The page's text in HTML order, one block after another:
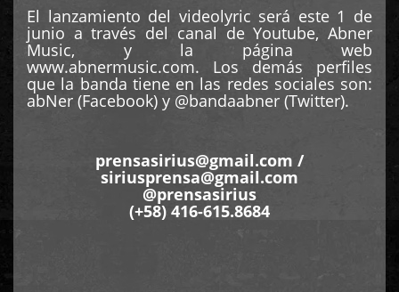
El lanzamiento del videolyric será este 1 de
junio a través del canal de Youtube, Abner
Music, y la página web
www.abnermusic.com. Los demás perfiles
que la banda tiene en las redes sociales son:
abNer (Facebook) y @bandaabner (Twitter).
prensasirius@gmail.com /
siriusprensa@gmail.com
@prensasirius
(+58) 416-615.8684